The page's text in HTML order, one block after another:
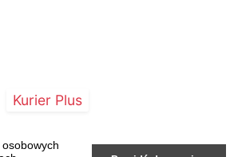
Kurier Plus